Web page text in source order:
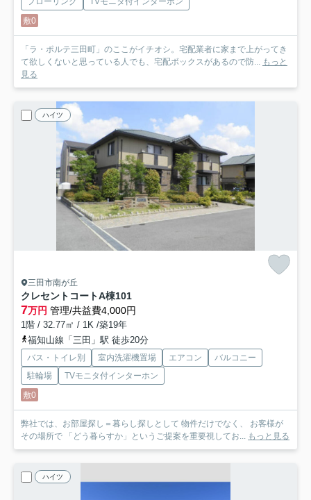
敷0
「ラ・ポルテ三田町」のここがイチオシ。宅配業者に家まで上がってき
て欲しくないと思っている人でも、宅配ボックスがあるので防... もっと
見る
ハイツ
三田市南が丘
クレセントコートA棟101
7万円 管理/共益費4,000円
1階 / 32.77㎡ / 1K /築19年
福知山線「三田」駅 徒歩20分
バス・トイレ別 室内洗濯機置場 エアコン
バルコニー
駐輪場
TVモニタ付インターホン
敷0
弊社では、お部屋探し＝暮らし探しとして 物件だけでなく、 お客様が
その場所で 「どう暮らすか」というご提案を重要視してお... もっと見る
ハイツ